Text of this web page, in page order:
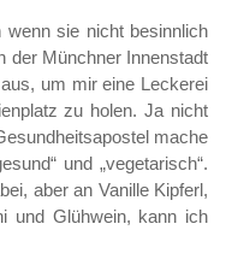
wenn sie nicht besinnlich
der Münchner Innenstadt
um mir eine Leckerei
zu holen. Ja nicht
mache
und „vegetarisch“.
aber an Vanille Kipferl,
und Glühwein, kann ich